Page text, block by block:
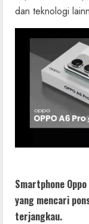
dan teknologi
Smartphone
yang mencari
terjangkau.